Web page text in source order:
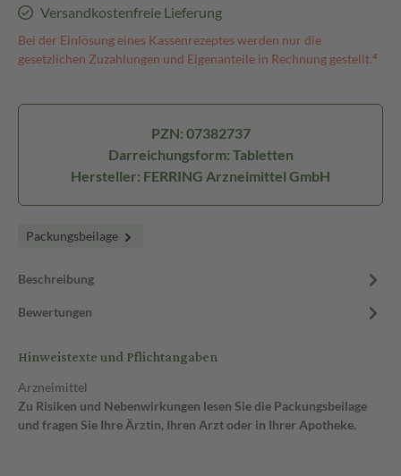
Versandkostenfreie Lieferung
Bei der Einlösung eines Kassenrezeptes werden nur die
gesetzlichen Zuzahlungen und Eigenanteile in Rechnung gestellt.⁴
PZN: 07382737
Darreichungsform: Tabletten
Hersteller: FERRING Arzneimittel GmbH
Packungsbeilage
Beschreibung
Bewertungen
Hinweistexte und Pflichtangaben
Arzneimittel
Zu Risiken und Nebenwirkungen lesen Sie die Packungsbeilage
und fragen Sie Ihre Ärztin, Ihren Arzt oder in Ihrer Apotheke.